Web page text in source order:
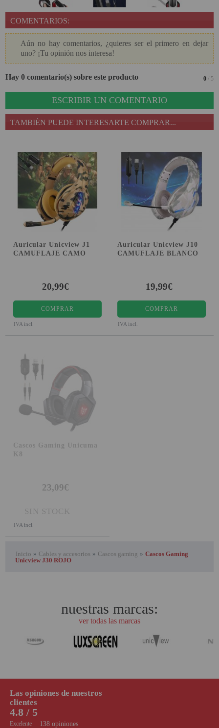
COMENTARIOS:
Aún no hay comentarios, ¿quieres ser el primero en dejar
uno? ¡Tu opinión nos interesa!
Hay 0 comentario(s) sobre este producto 0/ 5
ESCRIBIR UN COMENTARIO
TAMBIÉN PUEDE INTERESARTE COMPRAR...
Auricular Unicview J1
CAMUFLAJE CAMO
20,99€
COMPRAR
IVA incl.
Auricular Unicview J10
CAMUFLAJE BLANCO
19,99€
COMPRAR
IVA incl.
Cascos Gaming Unicuma
K8
23,09€
SIN STOCK
IVA incl.
Inicio » Cables y accesorios » Cascos gaming » Cascos Gaming
Unicview J30 ROJO
nuestras marcas:
ver todas las marcas
138 opiniones
4.8 / 5
Excelente
Las opiniones de nuestros
clientes